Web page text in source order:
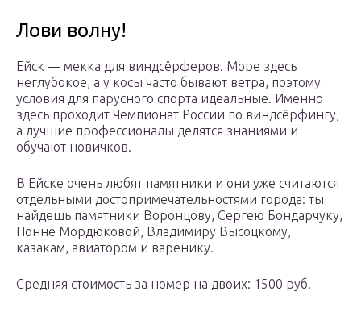
Лови волну!
Ейск — мекка для виндсёрферов. Море здесь
неглубокое, а у косы часто бывают ветра, поэтому
условия для парусного спорта идеальные. Именно
здесь проходит Чемпионат России по виндсёрфингу,
а лучшие профессионалы делятся знаниями и
обучают новичков.
В Ейске очень любят памятники и они уже считаются
отдельными достопримечательностями города: ты
найдешь памятники Воронцову, Сергею Бондарчуку,
Нонне Мордюковой, Владимиру Высоцкому,
казакам, авиатором и варенику.
Средняя стоимость за номер на двоих: 1500 руб.